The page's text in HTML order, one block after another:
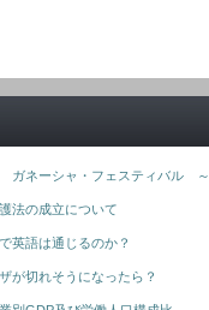
ネーシャ・フェスティバル ～
法の成立について
英語は通じるのか？
が切れそうになったら？